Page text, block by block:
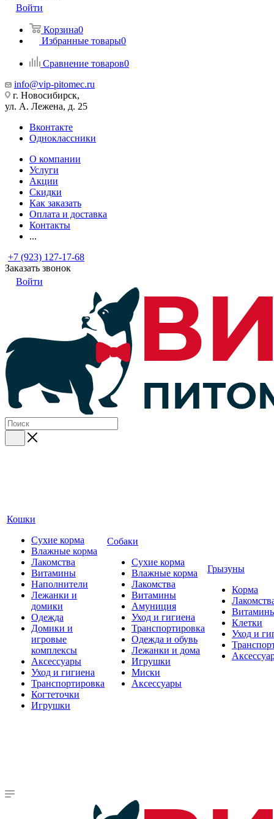
Войти
Корзина0
Избранные товары0
Сравнение товаров0
info@vip-pitomec.ru
г. Новосибирск,
ул. А. Лежена, д. 25
Вконтакте
Одноклассники
О компании
Услуги
Акции
Скидки
Как заказать
Оплата и доставка
Контакты
...
+7 (923) 127-17-68
Заказать звонок
Войти
Кошки
Сухие корма
Влажные корма
Лакомства
Витамины
Наполнители
Лежанки и
домики
Одежда
Домики и
игровые
комплексы
Аксессуары
Уход и гигиена
Транспортировка
Когтеточки
Игрушки
Собаки
Сухие корма
Влажные корма
Лакомства
Витамины
Амуниция
Уход и гигиена
Транспортировка
Одежда и обувь
Лежанки и дома
Игрушки
Миски
Аксессуары
Грызуны
Корма
Клетки
Уход и